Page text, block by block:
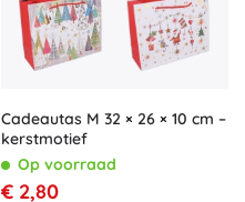
Cadeautas M 32 × 26 × 10 cm –
kerstmotief
Op voorraad
€ 2,80